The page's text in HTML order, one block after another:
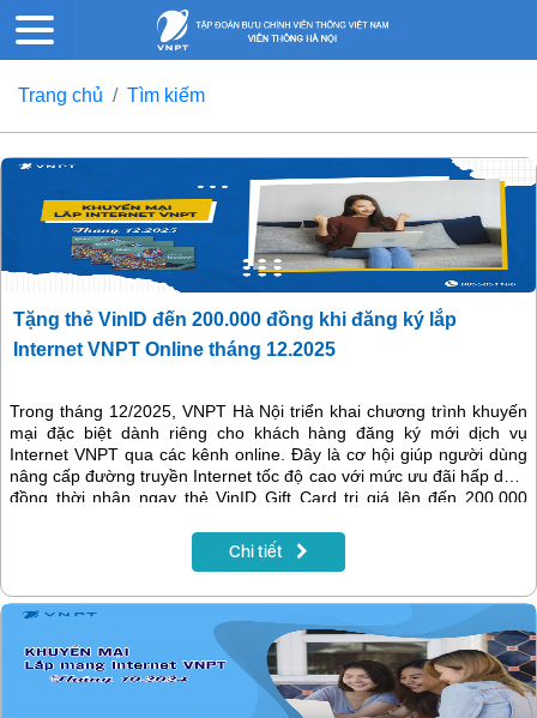
Trang chủ Tìm kiếm
Tặng thẻ VinID đến 200.000 đồng khi đăng ký lắp
Internet VNPT Online tháng 12.2025
Trong tháng 12/2025, VNPT Hà Nội triển khai chương trình khuyến
mại đặc biệt dành riêng cho khách hàng đăng ký mới dịch vụ
Internet VNPT qua các kênh online. Đây là cơ hội giúp người dùng
nâng cấp đường truyền Internet tốc độ cao với mức ưu đãi hấp dẫn,
đồng thời nhận ngay thẻ VinID Gift Card trị giá lên đến 200.000
Chi tiết